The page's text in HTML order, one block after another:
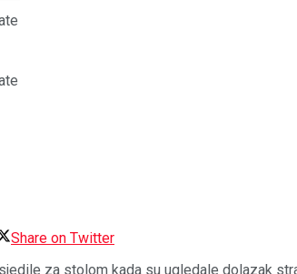
Share on Twitter
za stolom kada su ugledale dolazak